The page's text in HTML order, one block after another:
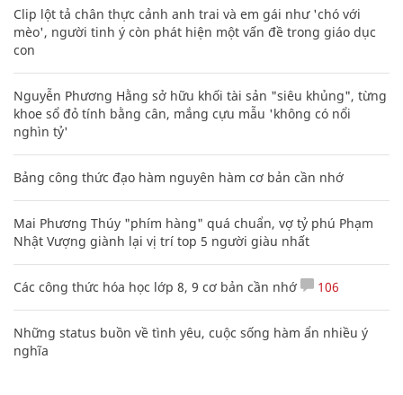
Clip lột tả chân thực cảnh anh trai và em gái như 'chó với
mèo', người tinh ý còn phát hiện một vấn đề trong giáo dục
con
Nguyễn Phương Hằng sở hữu khối tài sản "siêu khủng", từng
khoe sổ đỏ tính bằng cân, mắng cựu mẫu 'không có nổi
nghìn tỷ'
Bảng công thức đạo hàm nguyên hàm cơ bản cần nhớ
Mai Phương Thúy "phím hàng" quá chuẩn, vợ tỷ phú Phạm
Nhật Vượng giành lại vị trí top 5 người giàu nhất
Các công thức hóa học lớp 8, 9 cơ bản cần nhớ 106
Những status buồn về tình yêu, cuộc sống hàm ẩn nhiều ý
nghĩa